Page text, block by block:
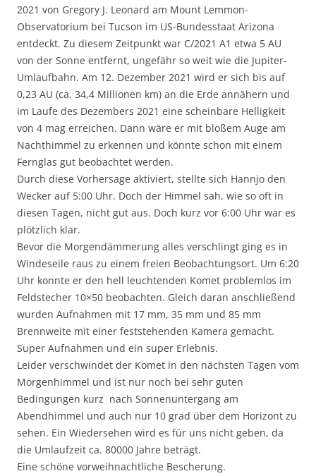
2021 von Gregory J. Leonard am Mount Lemmon-
Observatorium bei Tucson im US-Bundesstaat Arizona
entdeckt. Zu diesem Zeitpunkt war C/2021 A1 etwa 5 AU
von der Sonne entfernt, ungefähr so weit wie die Jupiter-
Umlaufbahn. Am 12. Dezember 2021 wird er sich bis auf
0,23 AU (ca. 34,4 Millionen km) an die Erde annähern und
im Laufe des Dezembers 2021 eine scheinbare Helligkeit
von 4 mag erreichen. Dann wäre er mit bloßem Auge am
Nachthimmel zu erkennen und könnte schon mit einem
Fernglas gut beobachtet werden.
Durch diese Vorhersage aktiviert, stellte sich Hannjo den
Wecker auf 5:00 Uhr. Doch der Himmel sah, wie so oft in
diesen Tagen, nicht gut aus. Doch kurz vor 6:00 Uhr war es
plötzlich klar.
Bevor die Morgendämmerung alles verschlingt ging es in
Windeseile raus zu einem freien Beobachtungsort. Um 6:20
Uhr konnte er den hell leuchtenden Komet problemlos im
Feldstecher 10×50 beobachten. Gleich daran anschließend
wurden Aufnahmen mit 17 mm, 35 mm und 85 mm
Brennweite mit einer feststehenden Kamera gemacht.
Super Aufnahmen und ein super Erlebnis.
Leider verschwindet der Komet in den nächsten Tagen vom
Morgenhimmel und ist nur noch bei sehr guten
Bedingungen kurz nach Sonnenuntergang am
Abendhimmel und auch nur 10 grad über dem Horizont zu
sehen. Ein Wiedersehen wird es für uns nicht geben, da
die Umlaufzeit ca. 80000 Jahre beträgt.
Eine schöne vorweihnachtliche Bescherung.